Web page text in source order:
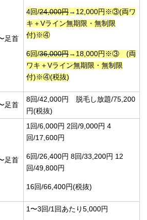
足首
4回/24,000円→12,000円※③(両ワ
キ＋Vライン無期限・無制限
付)※④
6回/36,000円→18,000円※③ (両
ワキ＋Vライン無期限・無制限
付)※④(税抜)
足首
8回/42,000円 脱毛し放題/75,200
円(税抜)
足首
1回/6,000円 2回/9,000円 4
回/17,600円
6回/26,400円 8回/33,200円 12
回/49,800円
16回/66,400円(税抜)
1〜3回/1回あたり5,000円